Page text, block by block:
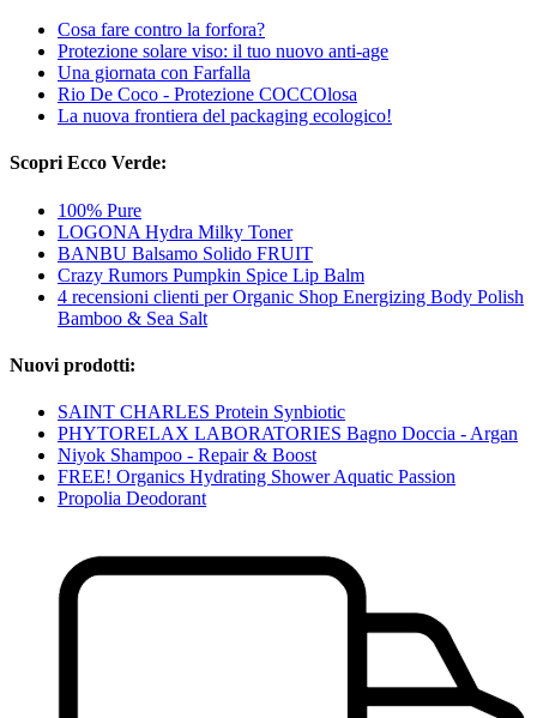
Cosa fare contro la forfora?
Protezione solare viso: il tuo nuovo anti-age
Una giornata con Farfalla
Rio De Coco - Protezione COCCOlosa
La nuova frontiera del packaging ecologico!
Scopri Ecco Verde:
100% Pure
LOGONA Hydra Milky Toner
BANBU Balsamo Solido FRUIT
Crazy Rumors Pumpkin Spice Lip Balm
4 recensioni clienti per Organic Shop Energizing Body Polish
Bamboo & Sea Salt
Nuovi prodotti:
SAINT CHARLES Protein Synbiotic
PHYTORELAX LABORATORIES Bagno Doccia - Argan
Niyok Shampoo - Repair & Boost
FREE! Organics Hydrating Shower Aquatic Passion
Propolia Deodorant